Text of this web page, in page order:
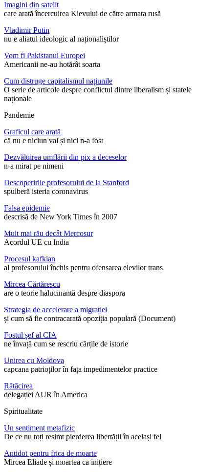
Imagini din satelit
care arată încercuirea Kievului de către armata rusă
Vladimir Putin
nu e aliatul ideologic al naționaliștilor
Vom fi Pakistanul Europei
Americanii ne-au hotărât soarta
Cum distruge capitalismul națiunile
O serie de articole despre conflictul dintre liberalism și statele
naționale
Pandemie
Graficul care arată
că nu e niciun val și nici n-a fost
Dezvăluirea umflării din pix a deceselor
n-a mirat pe nimeni
Descoperirile profesorului de la Stanford
spulberă isteria coronavirus
Falsa epidemie
descrisă de New York Times în 2007
Mult mai rău decât Mercosur
Acordul UE cu India
Procesul kafkian
al profesorului închis pentru ofensarea elevilor trans
Mircea Cărtărescu
are o teorie halucinantă despre diaspora
Strategia de accelerare a migrației
și cum să fie contracarată opoziția populară (Document)
Fostul șef al CIA
ne învață cum se rescriu cărțile de istorie
Unirea cu Moldova
capcana patrioților în fața impedimentelor practice
Rătăcirea
delegației AUR în America
Spiritualitate
Un sentiment metafizic
De ce nu toți resimt pierderea libertății în același fel
Antidot pentru frica de moarte
Mircea Eliade și moartea ca inițiere